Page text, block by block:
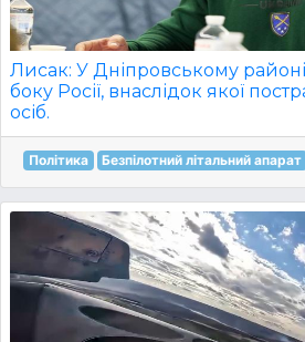
Лисак: У Дніпровському районі
боку Росії, внаслідок якої
осіб.
Політика Безпілотний літальний апарат